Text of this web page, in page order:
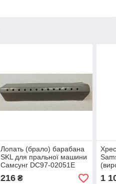
Лопать (брало) барабана
SKL для пральної машини
Самсунг DC97-02051E
216₴ 1